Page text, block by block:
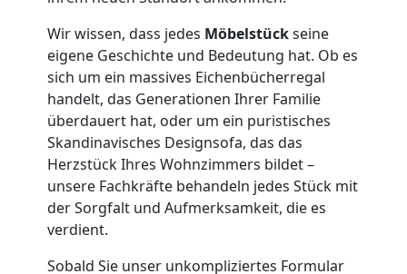
Wir wissen, dass jedes Möbelstückseine
eigene Geschichte und Bedeutung hat. Ob es
sich um ein massives Eichenbücherregal
handelt, das Generationen Ihrer Familie
überdauert hat, oder um ein puristisches
Skandinavisches Designsofa, das das
Herzstück Ihres Wohnzimmers bildet –
unsere Fachkräfte behandeln jedes Stück mit
der Sorgfalt und Aufmerksamkeit, die es
verdient.
Sobald Sie unser unkompliziertes Formular
Möbellift
Feldkirch
Übersiedlung
Feldkirch
Klaviertransport